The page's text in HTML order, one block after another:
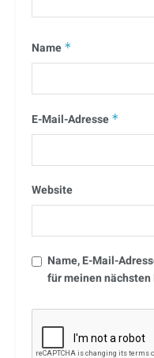
Name *
E-Mail-Adresse *
Website
Name, E-Mail-
für meinen